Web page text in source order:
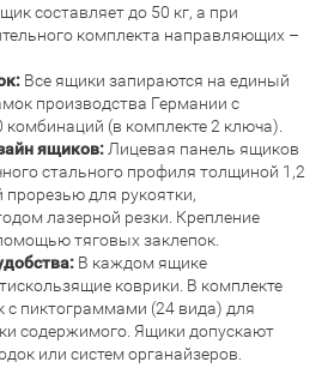
составляет до 50 кг, а при
комплекта направляющих –
Все ящики запираются на единый
производства Германии с
комбинаций (в комплекте 2 ключа).
ящиков: Лицевая панель ящиков
стального профиля толщиной 1,2
для рукоятки,
лазерной резки. Крепление
тяговых заклепок.
В каждом ящике
коврики. В комплекте
с пиктограммами (24 вида) для
содержимого. Ящики допускают
или систем органайзеров.